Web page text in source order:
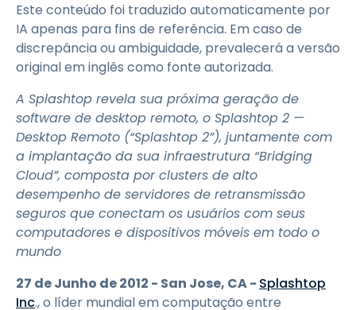
Este conteúdo foi traduzido automaticamente por
IA apenas para fins de referência. Em caso de
discrepância ou ambiguidade, prevalecerá a versão
original em inglês como fonte autorizada.
A Splashtop revela sua próxima geração de
software de desktop remoto, o Splashtop 2 —
Desktop Remoto (“Splashtop 2”), juntamente com
a implantação da sua infraestrutura “Bridging
Cloud”, composta por clusters de alto
desempenho de servidores de retransmissão
seguros que conectam os usuários com seus
computadores e dispositivos móveis em todo o
mundo
27 de Junho de 2012 - San Jose, CA - Splashtop
Inc., o líder mundial em computação entre